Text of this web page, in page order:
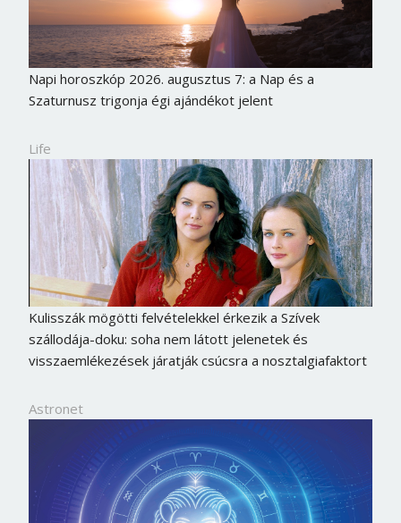
Napi horoszkóp 2026. augusztus 7: a Nap és a
Szaturnusz trigonja égi ajándékot jelent
Life
Kulisszák mögötti felvételekkel érkezik a Szívek
szállodája-doku: soha nem látott jelenetek és
visszaemlékezések járatják csúcsra a nosztalgiafaktort
Astronet